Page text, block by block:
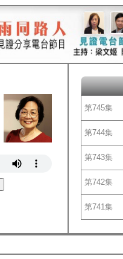
第745集
第744集
第743集
第742集
第741集